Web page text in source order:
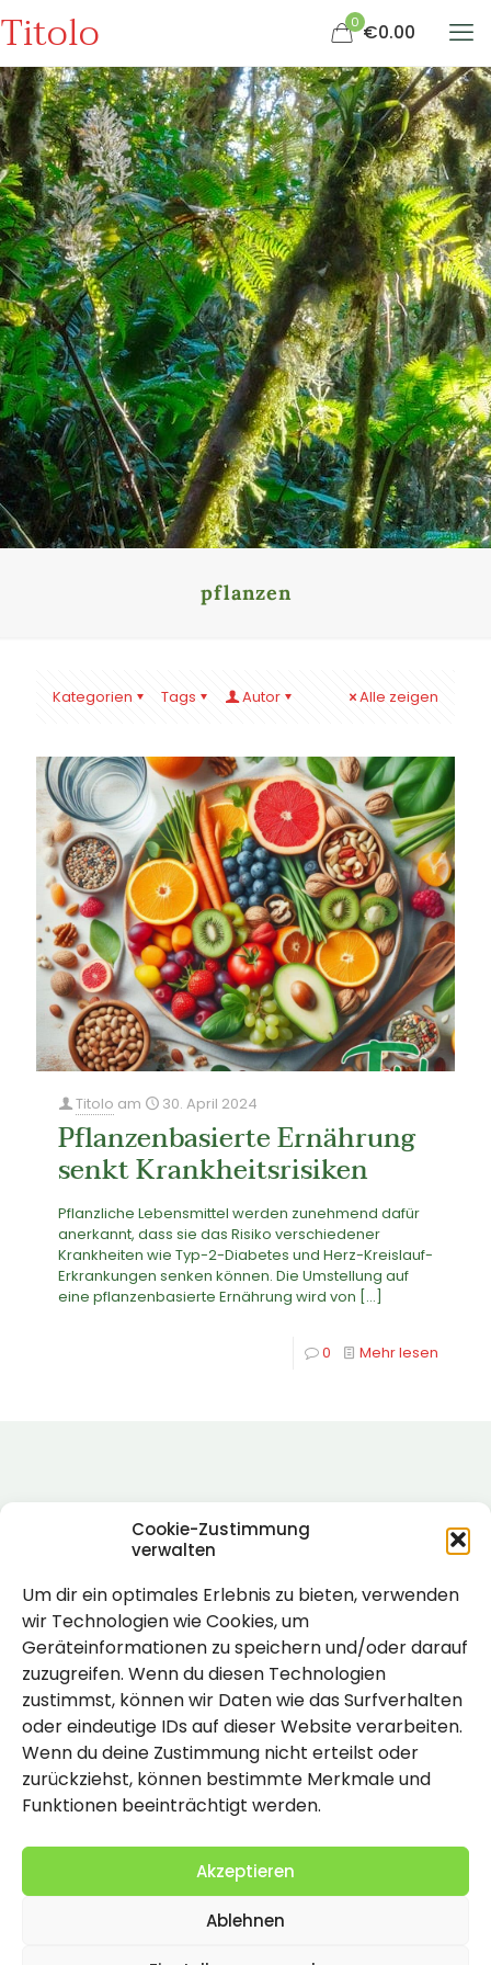
Cookie-Zustimmung
verwalten
Um dir ein optimales Erlebnis zu bieten, verwenden
wir Technologien wie Cookies, um
Geräteinformationen zu speichern und/oder darauf
zuzugreifen. Wenn du diesen Technologien
zustimmst, können wir Daten wie das Surfverhalten
oder eindeutige IDs auf dieser Website verarbeiten.
Wenn du deine Zustimmung nicht erteilst oder
zurückziehst, können bestimmte Merkmale und
Funktionen beeinträchtigt werden.
Akzeptieren
Ablehnen
Titolo 0 €0.00
pflanzen
Kategorien Tags Autor Alle zeigen
Titolo am 30. April 2024
Pflanzenbasierte Ernährung
senkt Krankheitsrisiken
Pflanzliche Lebensmittel werden zunehmend dafür
anerkannt, dass sie das Risiko verschiedener
Krankheiten wie Typ-2-Diabetes und Herz-Kreislauf-
Erkrankungen senken können. Die Umstellung auf
eine pflanzenbasierte Ernährung wird von […]
0 Mehr lesen
Rechtlich
Impressum
Datenschutzerklärung
Cookie-Richtlinie (EU)